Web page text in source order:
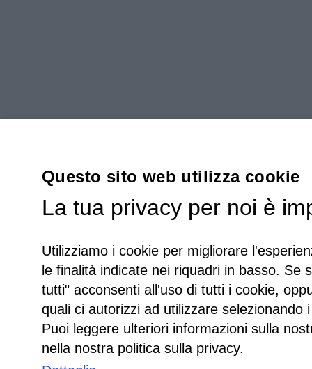
Questo sito web utilizza cookie
La tua privacy per noi è
Utilizziamo i cookie per migliorare
le finalità indicate nei riquadri in basso. Se
tutti" acconsenti all'uso di tutti i cookie,
quali ci autorizzi ad utilizzare selezionando
Puoi leggere ulteriori informazioni sulla
nella nostra politica sulla privacy.